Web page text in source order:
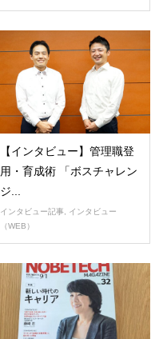
【インタビュー】管理職登
用・育成術 「ボスチャレン
ジ...
インタビュー記事
インタビュー
（WEB）